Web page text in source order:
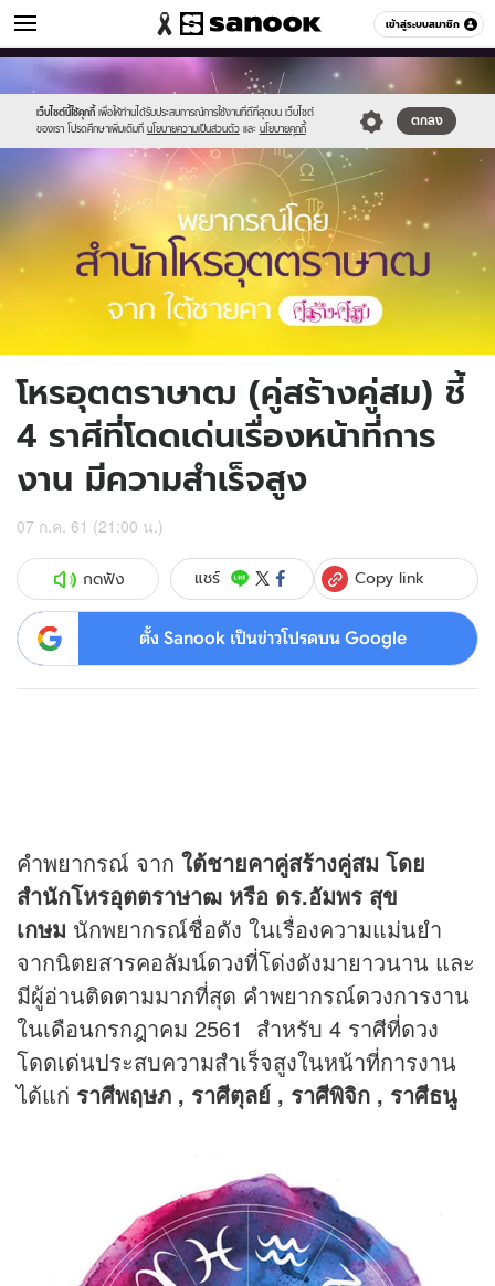
เข้าสู่ระบบสมาชิก
ดูดวง หมวดอื่นๆ
เว็บไซต์นี้ใช้คุกกี้ เพื่อให้ท่านได้รับประสบการณ์การใช้งานที่ดีที่สุดบน เว็บไซต์
ของเรา โปรดศึกษาเพิ่มเติมที่ นโยบายความเป็นส่วนตัว และ นโยบายคุกกี้
ตกลง
Sanook
//s.isanook.com/sr/0/images/logo-
new-
sanook.png
//s.isanook.com/ho/0/ud/28/143081/k3.jpg
โหรอุตตราษาฒ (คู่สร้างคู่สม) ชี้
4 ราศีที่โดดเด่นเรื่องหน้าที่การ
งาน มีความสำเร็จสูง
07 ก.ค. 61 (21:00 น.)
กดฟัง แชร์ Copy link
ตั้ง Sanook เป็นข่าวโปรดบน Google
คำพยากรณ์ จาก ใต้ชายคาคู่สร้างคู่สม โดย
สำนักโหรอุตตราษาฒ หรือ ดร.อัมพร สุข
เกษม นักพยากรณ์ชื่อดัง ในเรื่องความแม่นยำ
จากนิตยสารคอลัมน์ดวงที่โด่งดังมายาวนาน และ
มีผู้อ่านติดตามมากที่สุด คำพยากรณ์ดวงการงาน
ในเดือนกรกฎาคม 2561 สำหรับ 4 ราศีที่ดวง
โดดเด่นประสบความสำเร็จสูงในหน้าที่การงาน
ได้แก่ ราศีพฤษภ , ราศีตุลย์ , ราศีพิจิก , ราศีธนู